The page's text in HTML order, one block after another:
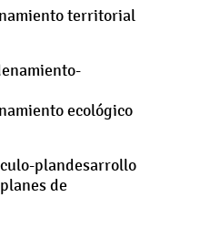
territorial
ecológico
plandesarrollo
de